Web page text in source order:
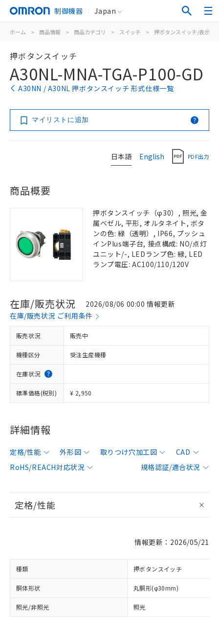
制御機器 Japan
ホーム > 商品情報 > 商品カテゴリ > スイッチ > 押ボタンスイッチ/表示灯
押ボタンスイッチ
A30NL-MNA-TGA-P100-GD
A30NN / A30NL 押ボタンスイッチ 形式仕様一覧
マイリストに追加
日本語 English PDF出力
商品概要
押ボタンスイッチ（φ30）, 照光, 金
属ベゼル, 平形, オルタネイト, ボタ
ンの色: 緑（透明）, IP66, プッシュ
インPlus端子台, 接点構成: NO/点灯
ユニット/-, LEDランプ色: 緑, LED
ランプ電圧: AC100/110/120V
在庫/販売状況
2026/08/06 00:00 情報更新
在庫/販売状況 ご利用条件
販売状況 販売中
機種区分 受注生産機種
在庫状況
標準価格(税別) ¥ 2,950
詳細情報
定格/性能 外形図 取りつけ穴加工図
CAD
RoHS/REACH対応状況
規格認証/適合状況
定格/性能
情報更新：2026/05/21
種類 押ボタンスイッチ
胴体形状 丸胴形(φ30mm)
照光/非照光 照光